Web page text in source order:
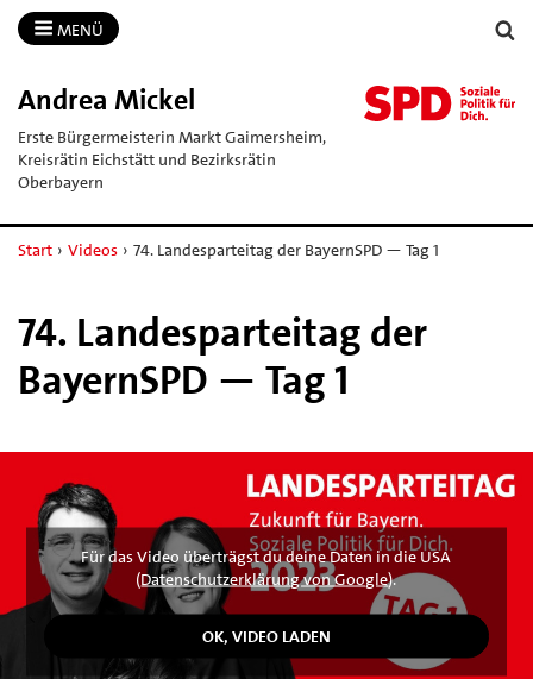
MENÜ
Andrea Mickel
Erste Bürgermeisterin Markt Gaimersheim,
Kreisrätin Eichstätt und Bezirksrätin
Oberbayern
Start › Videos › 74. Landesparteitag der BayernSPD — Tag 1
74. Landesparteitag der
BayernSPD — Tag 1
Für das Video überträgst du deine Daten in die USA
(Datenschutzerklärung von Google).